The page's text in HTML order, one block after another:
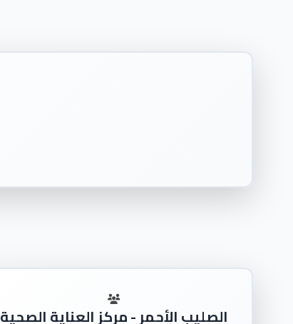
الصليب الأحمر - مركز العناية الصحية